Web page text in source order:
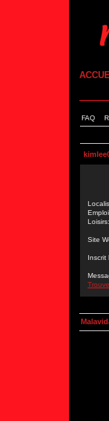
FAQ
Site